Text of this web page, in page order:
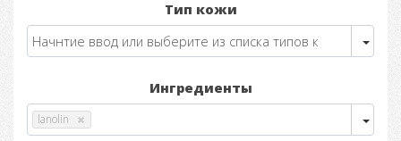
Тип кожи
Ингредиенты
lanolin